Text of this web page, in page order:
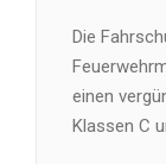
Die
einen
Klassen C